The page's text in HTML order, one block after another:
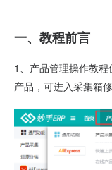
一、 教程前言
1、 产品管理操作教
产品，可进入采集箱